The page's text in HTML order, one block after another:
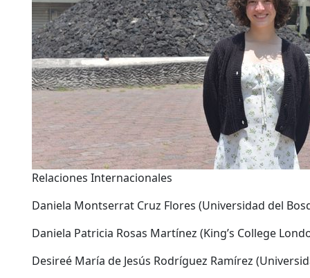
Relaciones Internacionales
Daniela Montserrat Cruz Flores (Universidad del
Daniela Patricia Rosas Martínez (King’s College
Desireé María de Jesús Rodríguez Ramírez